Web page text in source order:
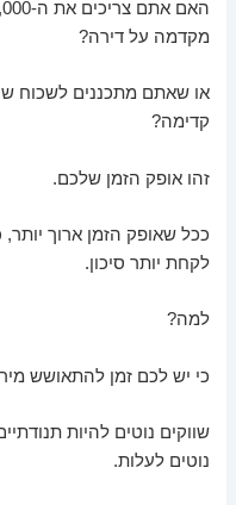
מקדמה על דירה?
קדימה?
זהו אופק הזמן שלכם.
ככל שאופק הזמן ארוך
לקחת יותר סיכון.
למה?
כי יש לכם זמן להתאושש
שווקים נוטים להיות
נוטים לעלות.